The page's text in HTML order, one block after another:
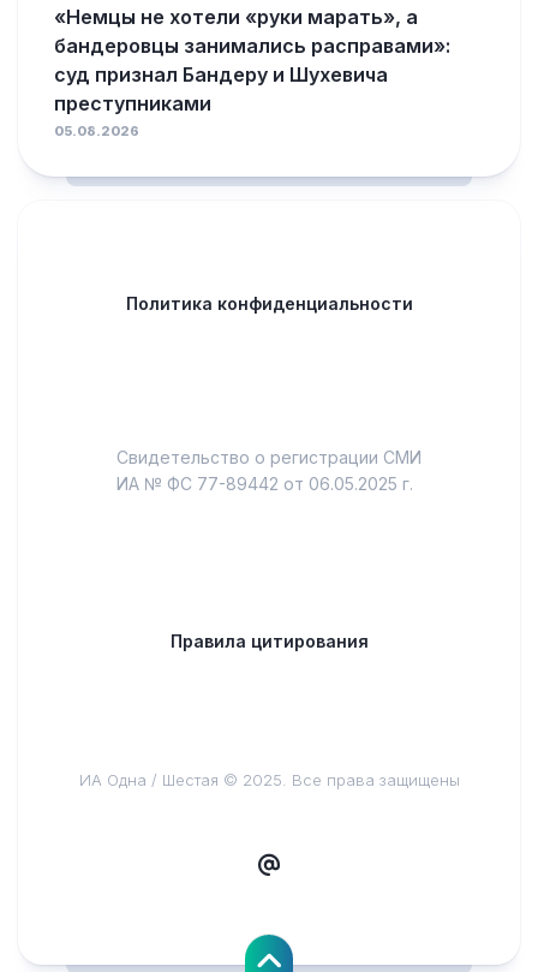
«Немцы не хотели «руки марать», а
бандеровцы занимались расправами»:
суд признал Бандеру и Шухевича
преступниками
05.08.2026
Политика конфиденциальности
Свидетельство о регистрации СМИ
ИА № ФС 77-89442 от 06.05.2025 г.
Правила цитирования
ИА Одна / Шестая © 2025. Все права защищены